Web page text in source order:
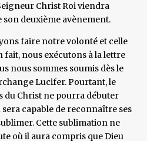
Christ Roi viendra
deuxième avènement.
faire notre volonté et celle
fait, nous exécutons à la lettre
nous sommes soumis dès le
Lucifer. Pourtant, le
du Christ ne pourra débuter
capable de reconnaître ses
Cette sublimation ne
où il aura compris que Dieu